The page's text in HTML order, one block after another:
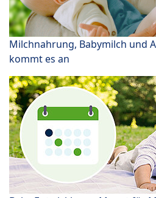
Milchnahrung, Babymilch und
kommt es an